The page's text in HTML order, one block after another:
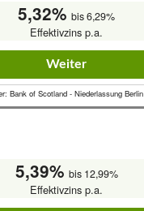
5,32% bis 6,29%
Effektivzins p.a.
Weiter
Bank of Scotland - Niederlassung Berlin
5,39% bis 12,99%
Effektivzins p.a.